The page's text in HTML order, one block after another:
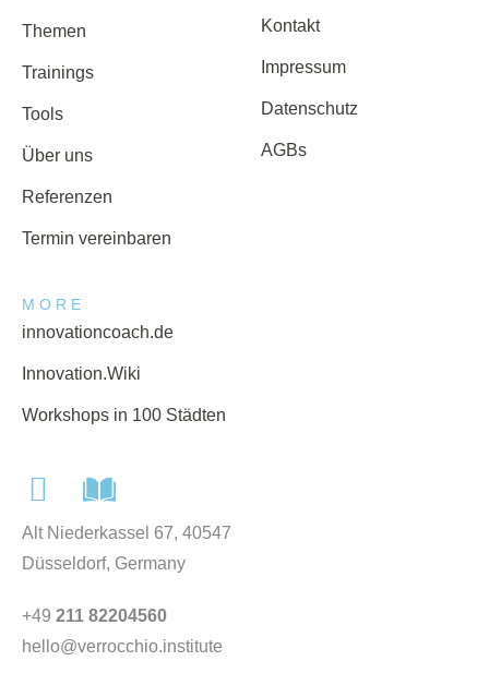
Themen
Trainings
Tools
Über uns
Referenzen
Termin vereinbaren
Kontakt
Impressum
Datenschutz
AGBs
MORE
innovationcoach.de
Innovation.Wiki
Workshops in 100 Städten
Alt Niederkassel 67, 40547
Düsseldorf, Germany
+49 211 82204560
hello@verrocchio.institute